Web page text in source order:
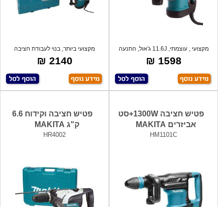
מקצועי , עוצמתי, 11.6J ג'אול, התנעה
רכה
1598 ₪
מקצועי ביותר, בנוי לעבודת חציבה
ממושכת,
2140 ₪
פטיש חציבה 1300W+סט
אביזרים MAKITA
HM1101C
פטיש חציבה וקידוח 6.6
ק"ג MAKITA
HR4002